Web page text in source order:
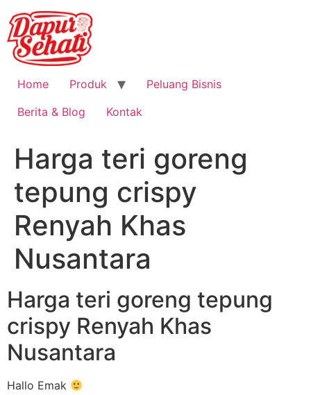
Home Produk
Peluang Bisnis
Berita & Blog
Kontak
Harga teri goreng
tepung crispy
Renyah Khas
Nusantara
Harga teri goreng tepung
crispy Renyah Khas
Nusantara
Hallo Emak